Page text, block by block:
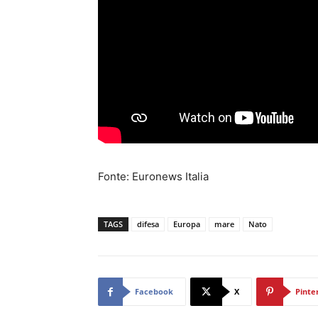
Fonte: Euronews Italia
TAGS difesa Europa mare Nato
Facebook X